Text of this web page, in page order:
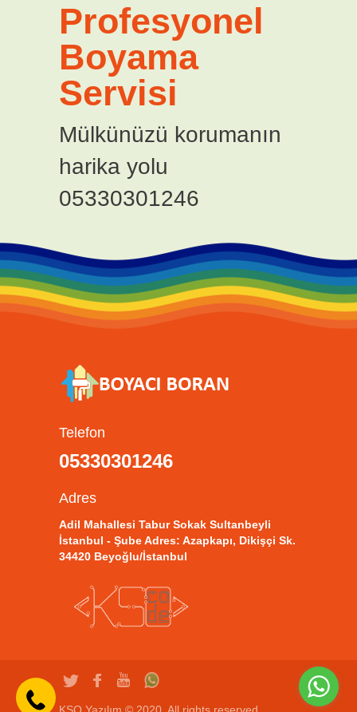
Profesyonel
Boyama
Servisi
Mülkünüzü korumanın
harika yolu
05330301246
Telefon
05330301246
Adres
Adil Mahallesi Tabur Sokak Sultanbeyli
İstanbul - Şube Adres: Azapkapı, Dikişçi Sk.
34420 Beyoğlu/İstanbul